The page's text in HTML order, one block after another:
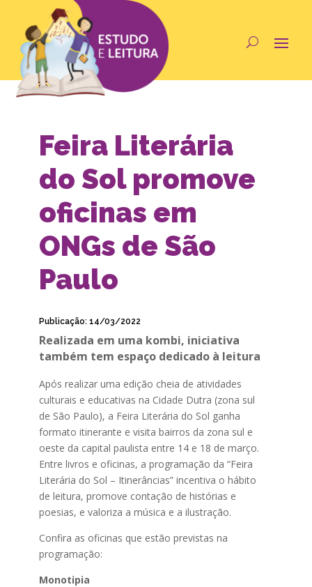
Feira Literária
do Sol promove
oficinas em
ONGs de São
Paulo
Publicação: 14/03/2022
Realizada em uma kombi, iniciativa
também tem espaço dedicado à leitura
Após realizar uma edição cheia de atividades
culturais e educativas na Cidade Dutra (zona sul
de São Paulo), a Feira Literária do Sol ganha
formato itinerante e visita bairros da zona sul e
oeste da capital paulista entre 14 e 18 de março.
Entre livros e oficinas, a programação da “Feira
Literária do Sol – Itinerâncias” incentiva o hábito
de leitura, promove contação de histórias e
poesias, e valoriza a música e a ilustração.
Confira as oficinas que estão previstas na
programação:
Monotipia